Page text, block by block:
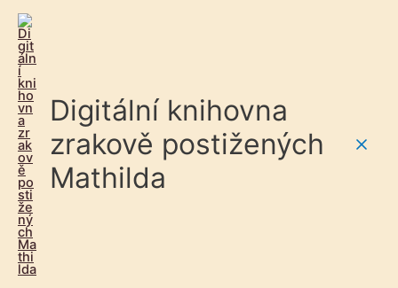
Digitální knihovna
zrakově postižených
Mathilda